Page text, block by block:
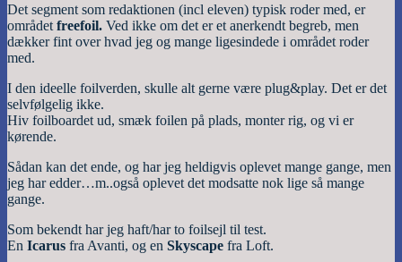
Det segment som redaktionen (incl eleven) typisk roder med, er
området freefoil. Ved ikke om det er et anerkendt begreb, men
dækker fint over hvad jeg og mange ligesindede i området roder
med.
I den ideelle foilverden, skulle alt gerne være plug&play. Det er det
selvfølgelig ikke.
Hiv foilboardet ud, smæk foilen på plads, monter rig, og vi er
kørende.
Sådan kan det ende, og har jeg heldigvis oplevet mange gange, men
jeg har edder…m..også oplevet det modsatte nok lige så mange
gange.
Som bekendt har jeg haft/har to foilsejl til test.
En Icarus fra Avanti, og en Skyscape fra Loft.